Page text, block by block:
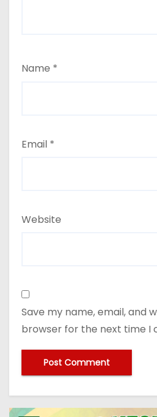
Name *
Email *
Website
Save my name, email, and
browser for the next time I